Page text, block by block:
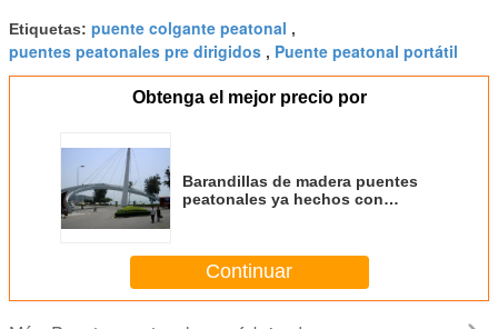
Etiquetas: puente colgante peatonal ,
puentes peatonales pre dirigidos , Puente peatonal portátil
Obtenga el mejor precio por
Barandillas de madera puentes
peatonales ya hechos con
Continuar